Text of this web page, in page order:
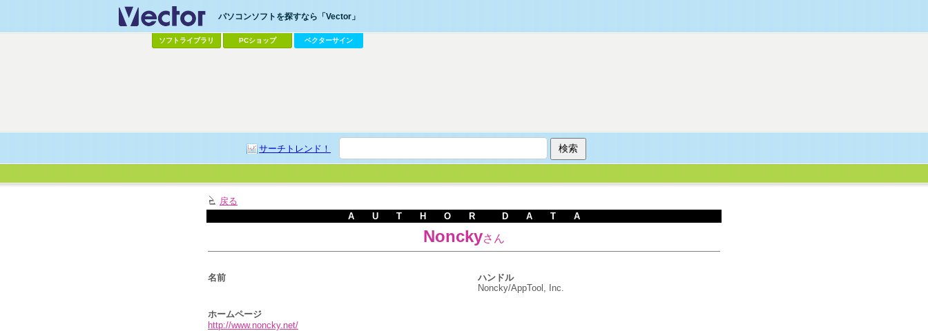
パソコンソフトを探すなら「Vector」
ソフトライブラリ PCショップ ベクターサイン
サーチトレンド！
戻る
A U T H O R D A T A
Nonckyさん
名前
ハンドル
Noncky/AppTool, Inc.
ホームページ
http://www.noncky.net/